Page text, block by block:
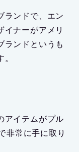
ランドで、エン
イナーがアメリ
ランドというも
アイテムがプル
非常に手に取り